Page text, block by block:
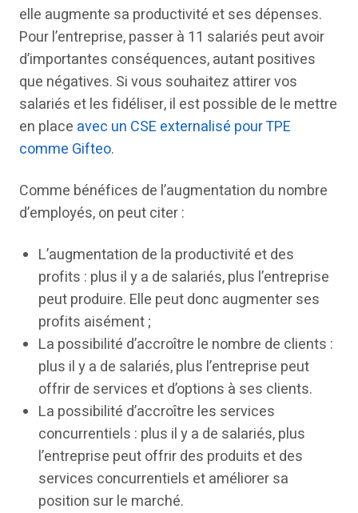
elle augmente sa productivité et ses dépenses.
Pour l’entreprise, passer à 11 salariés peut avoir
d’importantes conséquences, autant positives
que négatives. Si vous souhaitez attirer vos
salariés et les fidéliser, il est possible de le mettre
en place avec un CSE externalisé pour TPE
comme Gifteo.
Comme bénéfices de l’augmentation du nombre
d’employés, on peut citer :
L’augmentation de la productivité et des
profits : plus il y a de salariés, plus l’entreprise
peut produire. Elle peut donc augmenter ses
profits aisément ;
La possibilité d’accroître le nombre de clients :
plus il y a de salariés, plus l’entreprise peut
offrir de services et d’options à ses clients.
La possibilité d’accroître les services
concurrentiels : plus il y a de salariés, plus
l’entreprise peut offrir des produits et des
services concurrentiels et améliorer sa
position sur le marché.